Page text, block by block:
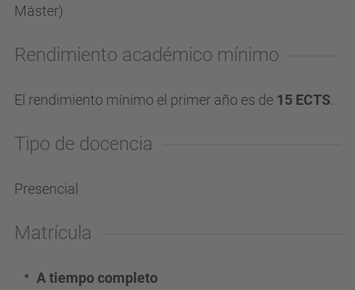
Máster)
Rendimiento académico mínimo
El rendimiento mínimo el primer año es de 15 ECTS
Tipo de docencia
Presencial
Matrícula
A tiempo completo